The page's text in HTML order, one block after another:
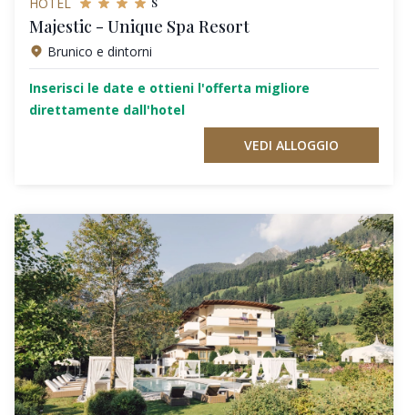
Majestic - Unique Spa Resort
Brunico e dintorni
Inserisci le date e ottieni l'offerta migliore
direttamente dall'hotel
VEDI ALLOGGIO